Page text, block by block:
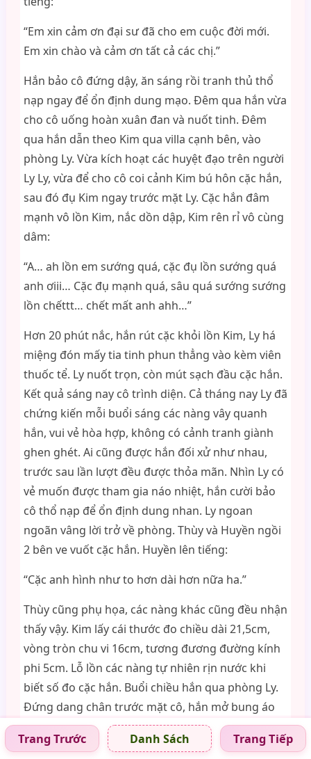
“Em xin cảm ơn đại sư đã cho em cuộc đời mới.
Em xin chào và cảm ơn tất cả các chị.”
Hắn bảo cô đứng dậy, ăn sáng rồi tranh thủ thổ
nạp ngay để ổn định dung mạo. Đêm qua hắn vừa
cho cô uống hoàn xuân đan và nuốt tinh. Đêm
qua hắn dẫn theo Kim qua villa cạnh bên, vào
phòng Ly. Vừa kích hoạt các huyệt đạo trên người
Ly Ly, vừa để cho cô coi cảnh Kim bú hôn cặc hắn,
sau đó đụ Kim ngay trước mặt Ly. Cặc hắn đâm
mạnh vô lồn Kim, nắc dồn dập, Kim rên rỉ vô cùng
dâm:
“A… ah lồn em sướng quá, cặc đụ lồn sướng quá
anh ơiii… Cặc đụ mạnh quá, sâu quá sướng sướng
lồn chếttt… chết mất anh ahh…”
Hơn 20 phút nắc, hắn rút cặc khỏi lồn Kim, Ly há
miệng đón mấy tia tinh phun thẳng vào kèm viên
thuốc tể. Ly nuốt trọn, còn mút sạch đầu cặc hắn.
Kết quả sáng nay cô trình diện. Cả tháng nay Ly đã
chứng kiến mỗi buổi sáng các nàng vây quanh
hắn, vui vẻ hòa hợp, không có cảnh tranh giành
ghen ghét. Ai cũng được hắn đối xử như nhau,
trước sau lần lượt đều được thỏa mãn. Nhìn Ly có
vẻ muốn được tham gia náo nhiệt, hắn cười bảo
cô thổ nạp để ổn định dung nhan. Ly ngoan
ngoãn vâng lời trở về phòng. Thùy và Huyền ngồi
2 bên ve vuốt cặc hắn. Huyền lên tiếng:
“Cặc anh hình như to hơn dài hơn nữa ha.”
Thùy cũng phụ họa, các nàng khác cũng đều nhận
thấy vậy. Kim lấy cái thước đo chiều dài 21,5cm,
vòng tròn chu vi 16cm, tương đương đường kính
phi 5cm. Lỗ lồn các nàng tự nhiên rịn nước khi
biết số đo cặc hắn. Buổi chiều hắn qua phòng Ly.
Đứng dang chân trước mặt cô, hắn mở bung áo
choàng, cây gậy gân dựng sừng sững. Ly nhìn
ngắm cây như ý đầy các đường gân, Ly nhoẻn
Trang Trước Danh Sách Trang Tiếp